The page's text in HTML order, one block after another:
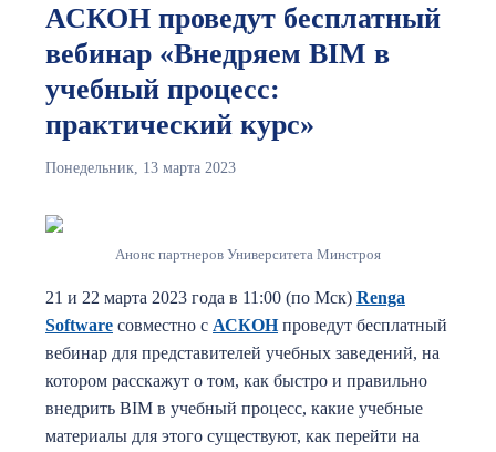
АСКОН проведут бесплатный
вебинар «Внедряем BIM в
учебный процесс:
практический курс»
Понедельник, 13 марта 2023
Анонс партнеров Университета Минстроя
21 и 22 марта 2023 года в 11:00 (по Мск) Renga
Software совместно с АСКОНпроведут бесплатный
вебинар для представителей учебных заведений, на
котором расскажут о том, как быстро и правильно
внедрить BIM в учебный процесс, какие учебные
материалы для этого существуют, как перейти на